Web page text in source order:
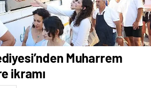
Muharrem
ikramı